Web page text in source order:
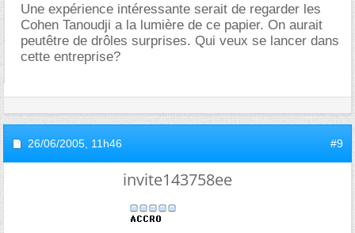
Une expérience intéressante serait de regarder les
Cohen Tanoudji a la lumière de ce papier. On aurait
peutêtre de drôles surprises. Qui veux se lancer dans
cette entreprise?
26/06/2005, 11h46 #9
invite143758ee